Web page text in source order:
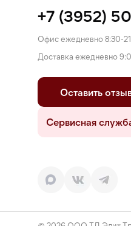
+7 (3952)
Офис ежедневно 8:30-
Доставка ежедневно
Оставить
Сервисная